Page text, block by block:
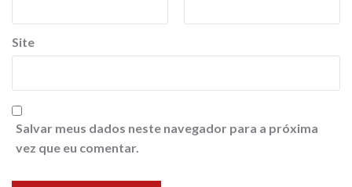
Site
Salvar meus dados neste navegador para a próxima
vez que eu comentar.